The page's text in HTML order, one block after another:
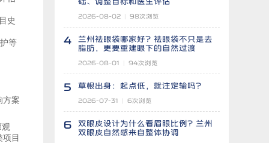
史
等
方案
目
2026-08-02 98次浏览
4
兰州祛眼袋哪家好？祛眼袋不只是去
脂肪，更要重建眼下的自然过渡
2026-08-01 94次浏览
5 草根出身：起点低，就注定输吗？
2026-07-31 6次浏览
6
双眼皮设计为什么看眉眼比例？兰州
双眼皮自然感来自整体协调